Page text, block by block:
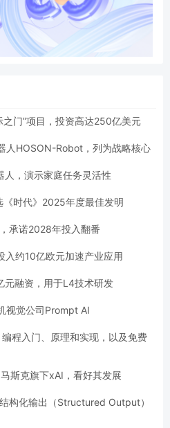
之门”项目，投资高达250亿美元
人HOSON-Robot，列为战略核心
人，演示家庭任务灵活性
时代》2025年度最佳发明
承诺2028年投入翻番
入约10亿欧元加速产业应用
元融资，用于L4技术研发
视觉公司Prompt AI
程入门、原理和实现，以及免费
斯克旗下xAI，看好其发展
构化输出（Structured Output）